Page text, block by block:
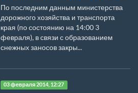
По последним данным министерства
дорожного хозяйства и транспорта
края (по состоянию на 14:00 3
февраля), в связи с образованием
снежных заносов закры...
03 февраля 2014, 12:27